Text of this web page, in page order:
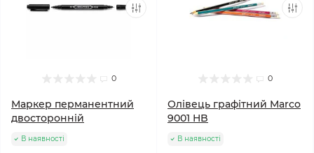
0
Маркер перманентний
двосторонній
В наявності
0
Олівець графітний Marco
9001 HB
В наявності